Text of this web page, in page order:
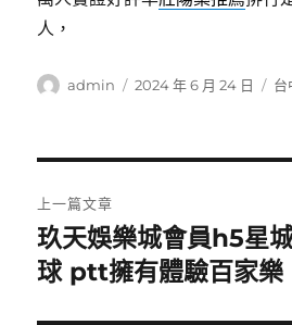
人，
作
admin
發
2024 年 6 月 24 日
分
台
章
導
上一篇文章
上
一
玖天娛樂城會員h5星
球 ptt擁有體驗百家樂